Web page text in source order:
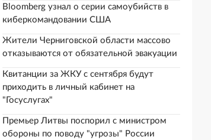
Bloomberg узнал о серии самоубийств в
киберкомандовании США
Жители Черниговской области массово
отказываются от обязательной эвакуации
Квитанции за ЖКУ с сентября будут
приходить в личный кабинет на
"Госуслугах"
Премьер Литвы поспорил с министром
обороны по поводу "угрозы" России